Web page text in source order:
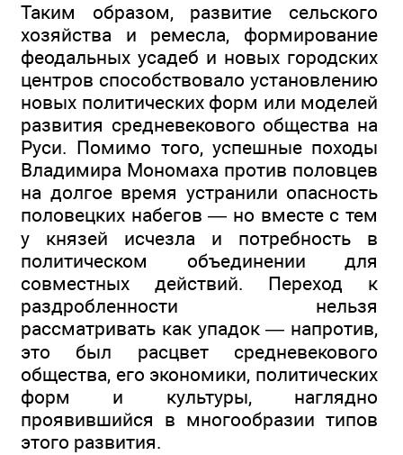
Таким образом, развитие сельского
хозяйства и ремесла, формирование
феодальных усадеб и новых городских
центров способствовало установлению
новых политических форм или моделей
развития средневекового общества на
Руси. Помимо того, успешные походы
Владимира Мономаха против половцев
на долгое время устранили опасность
половецких набегов — но вместе с тем
у князей исчезла и потребность в
политическом объединении для
совместных действий. Переход к
раздробленности нельзя
рассматривать как упадок — напротив,
это был расцвет средневекового
общества, его экономики, политических
форм и культуры, наглядно
проявившийся в многообразии типов
этого развития.